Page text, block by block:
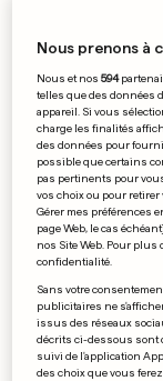
LUXEMBOURG
Le
retour
2 21 23
Nous prenons à
Nous et nos594
telles que des données
appareil. Si vous
charge les finalités
des données pour
possible que certains
pas pertinents pour
vos choix ou pour
Gérer mes préférences
page Web, le cas
nos Site Web. Pour
confidentialité.
Sans votre
publicitaires ne
issus des réseaux
décrits ci-dessous sont
suivi de l'application
des choix que vous